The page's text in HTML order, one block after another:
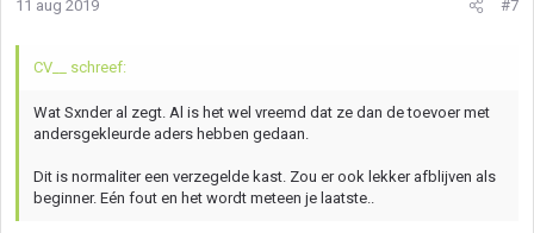
11 aug 2019 #7
CV__ schreef:
Wat Sxnder al zegt. Al is het wel vreemd dat ze dan de toevoer met
andersgekleurde aders hebben gedaan.
Dit is normaliter een verzegelde kast. Zou er ook lekker afblijven als
beginner. Eén fout en het wordt meteen je laatste..